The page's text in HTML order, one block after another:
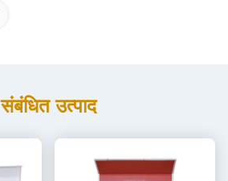
संबंधित उत्पाद